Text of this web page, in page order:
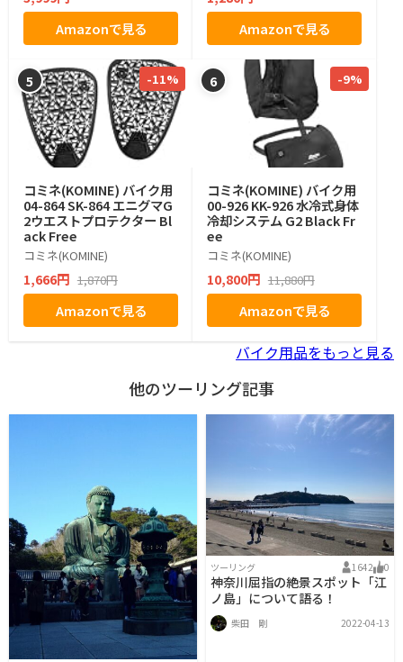
Amazonで見る
Amazonで見る
5 -11%
コミネ(KOMINE) バイク用
04-864 SK-864 エニグマG
2ウエストプロテクター Bl
ack Free
コミネ(KOMINE)
1,666円 1,870円
Amazonで見る
6 -9%
コミネ(KOMINE) バイク用
00-926 KK-926 水冷式身体
冷却システム G2 Black Fr
ee
コミネ(KOMINE)
10,800円 11,880円
Amazonで見る
バイク用品をもっと見る
他のツーリング記事
ツーリング 1642 0
神奈川屈指の絶景スポット「江
ノ島」について語る！
柴田 剛 2022-04-13